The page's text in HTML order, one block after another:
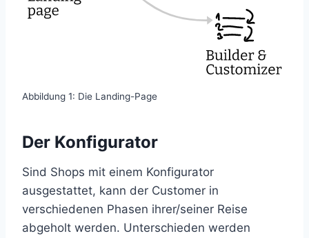
Abbildung 1: Die Landing-Page
Der Konfigurator
Sind Shops mit einem Konfigurator
ausgestattet, kann der Customer in
verschiedenen Phasen ihrer/seiner Reise
abgeholt werden. Unterschieden werden